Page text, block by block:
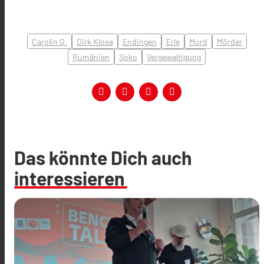
Carolin G. Dirk Klose Endingen Erle Mord
Mörder
Rumänien
Soko Vergewaltigung
Das könnte Dich auch
interessieren